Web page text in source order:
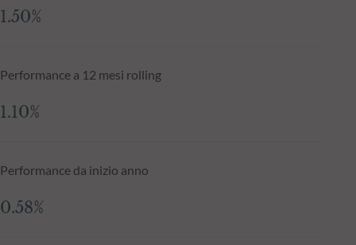
1.50%
Performance a 12 mesi rolling
1.10%
Performance da inizio anno
0.58%